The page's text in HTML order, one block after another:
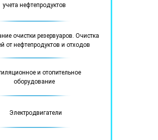
учета нефтепродуктов
очистки резервуаров. Очистка
от нефтепродуктов и отходов
и отопительное
оборудование
Электродвигатели